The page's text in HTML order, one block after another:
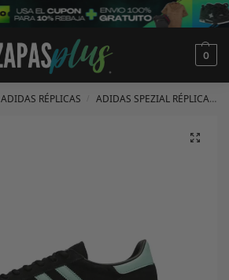
0
ADIDAS RÉPLICAS ADIDAS SPEZIAL RÉPLICAS